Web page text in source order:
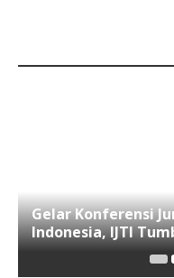
Gelar Konferensi
Indonesia, IJTI
Jurnalis Muda di